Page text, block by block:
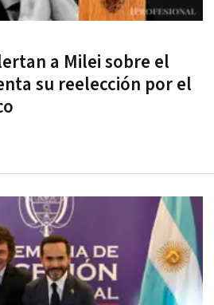
a Milei sobre el
su reelección por el